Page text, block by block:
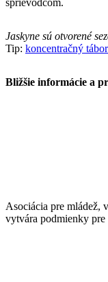
sprievodcom.
Jaskyne sú otvorené
Tip: koncentračný
Bližšie informácie a
Asociácia pre mládež,
vytvára podmienky